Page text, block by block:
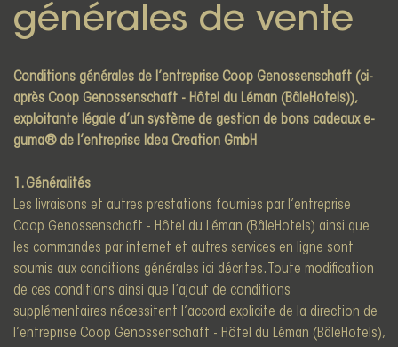
générales de vente
Conditions générales de l’entreprise Coop Genossenschaft (ci-
après Coop Genossenschaft - Hôtel du Léman (BâleHotels)),
exploitante légale d’un système de gestion de bons cadeaux e-
guma® de l’entreprise Idea Creation GmbH
1. Généralités
Les livraisons et autres prestations fournies par l’entreprise
Coop Genossenschaft - Hôtel du Léman (BâleHotels) ainsi que
les commandes par internet et autres services en ligne sont
soumis aux conditions générales ici décrites. Toute modification
de ces conditions ainsi que l’ajout de conditions
supplémentaires nécessitent l’accord explicite de la direction de
l’entreprise Coop Genossenschaft - Hôtel du Léman (BâleHotels),